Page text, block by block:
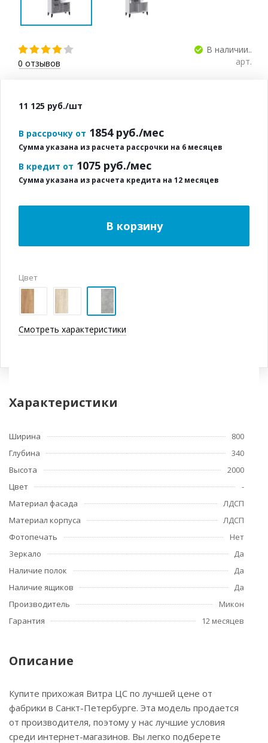
0 отзывов
В наличии..
арт.
11 125 руб./шт
В рассрочку от 1854 руб./мес
Сумма указана из расчета рассрочки на 6 месяцев
В кредит от 1075 руб./мес
Сумма указана из расчета кредита на 12 месяцев
Цвет
Смотреть характеристики
В корзину
Характеристики
Ширина
800
Глубина
340
Высота
2000
Цвет
-
Материал фасада
ЛДСП
Материал корпуса
ЛДСП
Фотопечать
Нет
Зеркало
Да
Наличие полок
Да
Наличие ящиков
Да
Производитель
Микон
Гарантия
12 месяцев
Описание
Купите прихожая Витра ЦС по лучшей цене от
фабрики в Санкт-Петербурге. Эта модель продается
от производителя, поэтому у нас лучшие условия
среди интернет-магазинов. Вы легко подберете